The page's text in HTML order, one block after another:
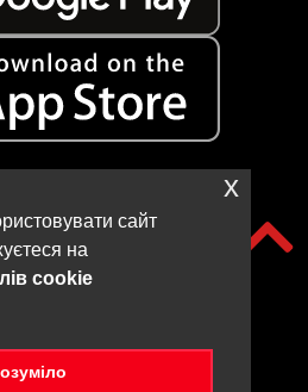
сайт
на
cookie
x